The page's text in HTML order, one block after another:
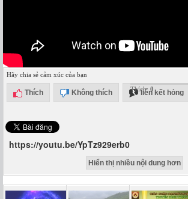
Hãy chia sẻ cảm xúc của bạn
Thích Không thích liên kết hỏng
Thích: 0
https://youtu.be/YpTz929erb0
Hiển thị nhiều nội dung hơn